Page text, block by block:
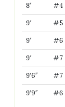
8′ #4
9′
#5
9′
#6
9′
#7
9’6″
#7
9’9″
#6